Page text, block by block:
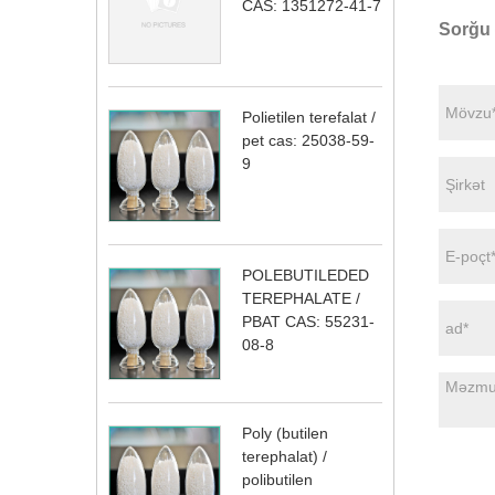
CAS: 1351272-41-7
Polietilen terefalat /
pet cas: 25038-59-
9
POLEBUTILEDED
TEREPHALATE /
PBAT CAS: 55231-
08-8
Poly (butilen
terephalat) /
polibutilen
Sorğu